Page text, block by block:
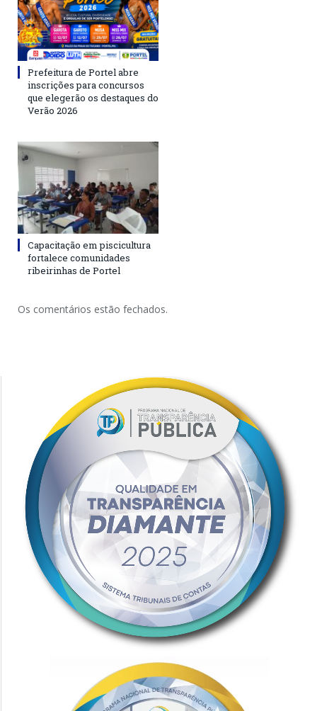
Prefeitura de Portel abre
inscrições para concursos
que elegerão os destaques do
Verão 2026
Capacitação em piscicultura
fortalece comunidades
ribeirinhas de Portel
Os comentários estão fechados.